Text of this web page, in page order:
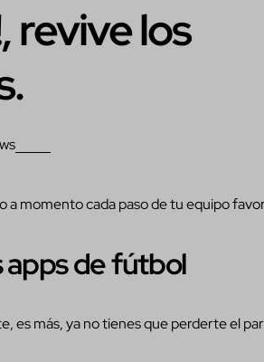
revive los
a momento cada paso de tu equipo
apps de fútbol
es más, ya no tienes que perderte el